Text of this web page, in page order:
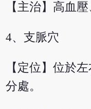
【主治】高血
4、支脈穴
【定位】位於
分處。